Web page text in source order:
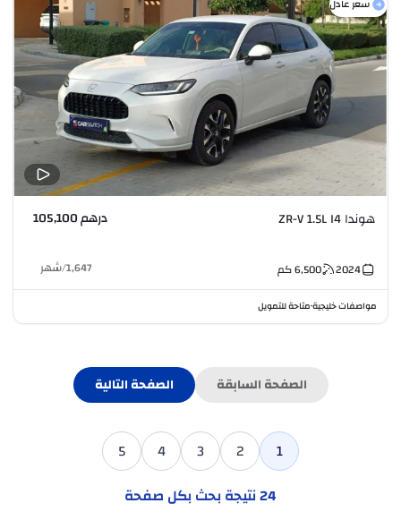
سعر عادل
هوندا ZR-V 1.5L I4 درهم 105,100
2024
6,500كم 1,647
/شهر
مواصفات خليجية•متاحة للتمويل
الصفحة السابقة الصفحة التالية
1
2
3
4
5
24نتيجة بحث بكل صفحة